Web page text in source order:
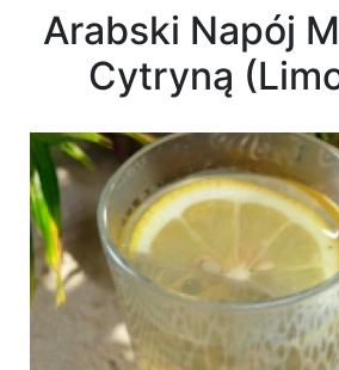
Arabski Napój
Cytryną